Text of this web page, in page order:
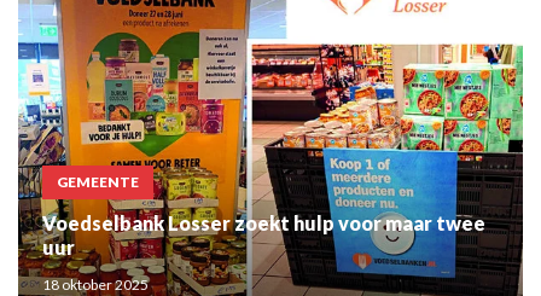
GEMEENTE
Voedselbank Losser zoekt hulp voor maar twee
uur
18 oktober 2025